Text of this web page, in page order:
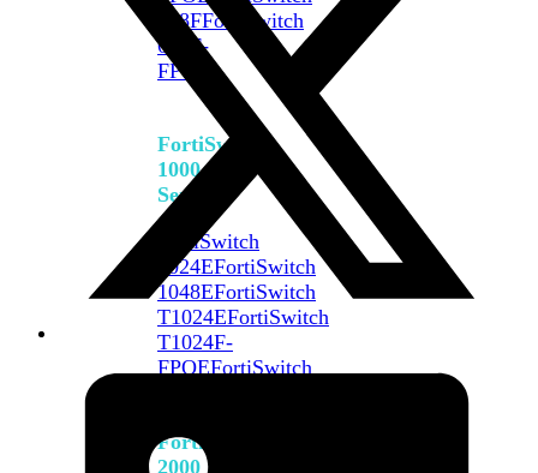
648FFortiSwitch
648F-
FPOE
FortiSwitch
1000
Series
FortiSwitch
1024EFortiSwitch
1048EFortiSwitch
T1024EFortiSwitch
T1024F-
FPOEFortiSwitch
FortiSwitch
2000